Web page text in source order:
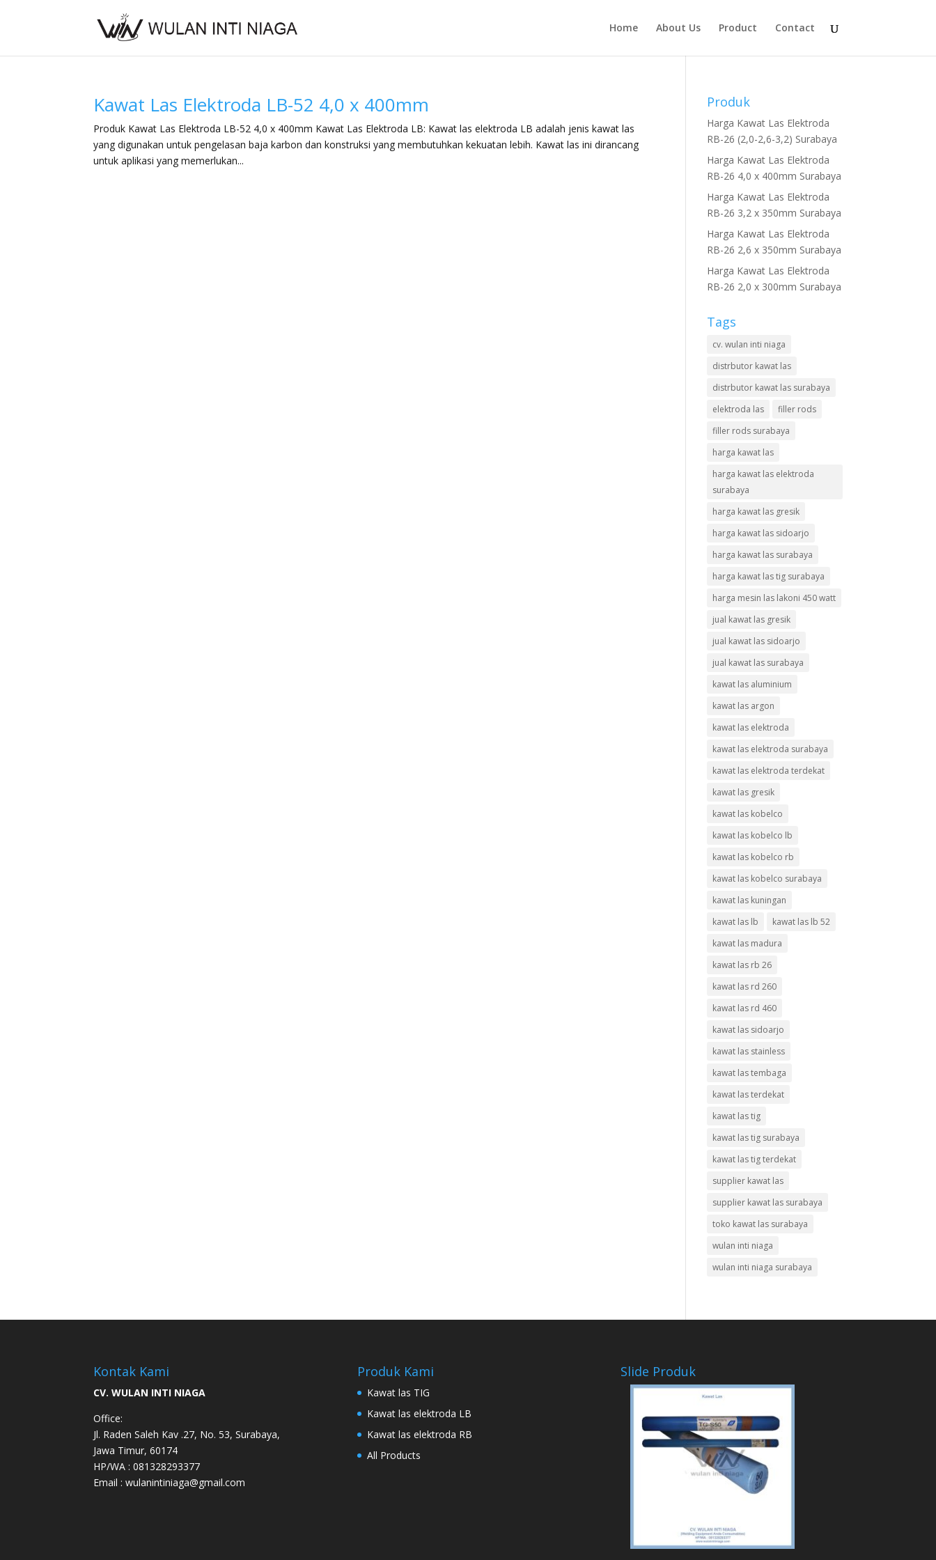
Home About Us Product Contact
Kawat Las Elektroda LB-52 4,0 x 400mm
Produk Kawat Las Elektroda LB-52 4,0 x 400mm Kawat Las Elektroda LB: Kawat las elektroda LB adalah jenis kawat las
yang digunakan untuk pengelasan baja karbon dan konstruksi yang membutuhkan kekuatan lebih. Kawat las ini dirancang
untuk aplikasi yang memerlukan...
Produk
Harga Kawat Las Elektroda
RB-26 (2,0-2,6-3,2) Surabaya
Harga Kawat Las Elektroda
RB-26 4,0 x 400mm Surabaya
Harga Kawat Las Elektroda
RB-26 3,2 x 350mm Surabaya
Harga Kawat Las Elektroda
RB-26 2,6 x 350mm Surabaya
Harga Kawat Las Elektroda
RB-26 2,0 x 300mm Surabaya
Tags
cv. wulan inti niaga
distrbutor kawat las
distrbutor kawat las surabaya
elektroda las
filler rods
filler rods surabaya
harga kawat las
harga kawat las elektroda
surabaya
harga kawat las gresik
harga kawat las sidoarjo
harga kawat las surabaya
harga kawat las tig surabaya
harga mesin las lakoni 450 watt
jual kawat las gresik
jual kawat las sidoarjo
jual kawat las surabaya
kawat las aluminium
kawat las argon
kawat las elektroda
kawat las elektroda surabaya
kawat las elektroda terdekat
kawat las gresik
kawat las kobelco
kawat las kobelco lb
kawat las kobelco rb
kawat las kobelco surabaya
kawat las kuningan
kawat las lb
kawat las lb 52
kawat las madura
kawat las rb 26
kawat las rd 260
kawat las rd 460
kawat las sidoarjo
kawat las stainless
kawat las tembaga
kawat las terdekat
kawat las tig
kawat las tig surabaya
kawat las tig terdekat
supplier kawat las
supplier kawat las surabaya
toko kawat las surabaya
wulan inti niaga
wulan inti niaga surabaya
Kontak Kami
CV. WULAN INTI NIAGA
Office:
Jl. Raden Saleh Kav .27, No. 53, Surabaya,
Jawa Timur, 60174
HP/WA : 081328293377
Email : wulanintiniaga@gmail.com
Produk Kami
Kawat las TIG
Kawat las elektroda LB
Kawat las elektroda RB
All Products
Slide Produk